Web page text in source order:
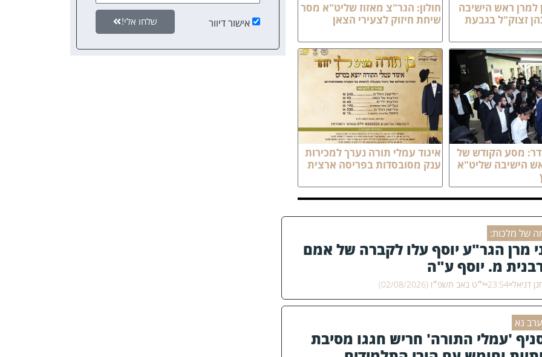
למרן ראש הישיבה
זצוק"ל בגבעת
חולון: הגר"צ מאזוז שליט"א מסר
שיחת חיזוק לצעירי הצאן
מסע הקודש של
הישיבה שליט"א
איגוד עמלי תורה נערך למכירות
ענק מסובסדות בפריסה ארצית
של מלכות:
מרן הגר"ע יוסף עלו לקברה של אמם
מ. יוסף ע"ה
דניאל 23:54 י״ט באב תשפ״ו (02/08/2026)
נא
'עמלי התורה' חריש חגגו מסיבת
אישור דיוור שלחו אלי!